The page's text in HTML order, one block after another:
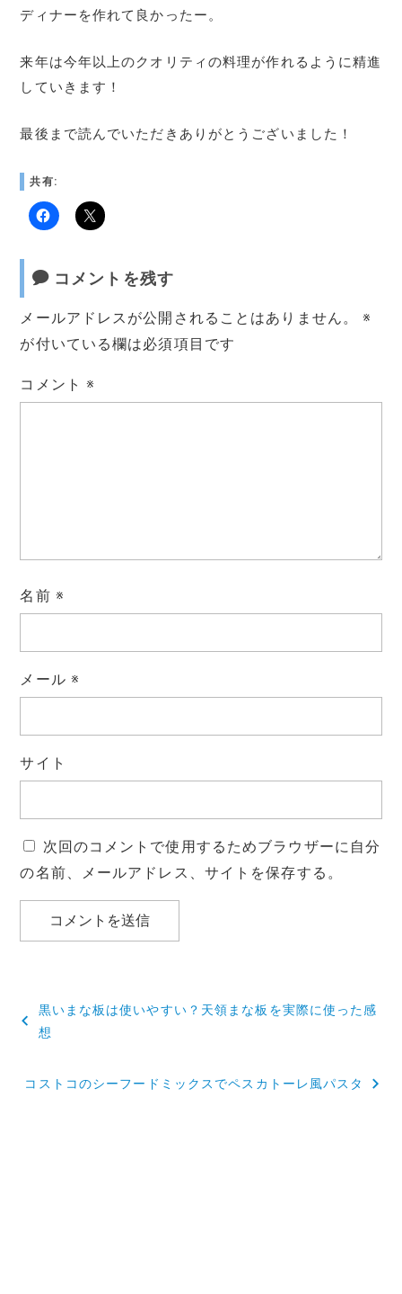
ディナーを作れて良かったー。
来年は今年以上のクオリティの料理が作れるように精進
していきます！
最後まで読んでいただきありがとうございました！
共有:
コメントを残す
メールアドレスが公開されることはありません。
※
が付いている欄は必須項目です
コメント※
名前 ※
メール ※
サイト
次回のコメントで使用するためブラウザーに自分
の名前、メールアドレス、サイトを保存する。
稿
黒いまな板は使いやすい？天領まな板を実際に使った感
想
コストコのシーフードミックスでペスカトーレ風パスタ